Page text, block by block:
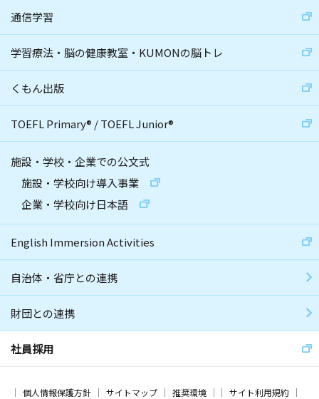
通信学習
学習療法・脳の健康教室・KUMONの脳トレ
くもん出版
TOEFL Primary® /TOEFL Junior®
施設・学校・企業での公文式
施設・学校向け導入事業
企業・学校向け日本語
English Immersion Activities
自治体・省庁との連携
財団との連携
社員採用
個人情報保護方針 サイトマップ 推奨環境 サイト利用規約